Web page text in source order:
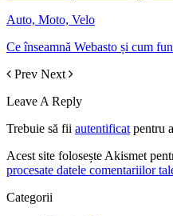
Auto, Moto, Velo
Ce înseamnă Webasto și cum
Prev Next
Leave A Reply
Trebuie să fii autentificat pentru
Acest site folosește Akismet
procesate datele comentariilor
Categorii